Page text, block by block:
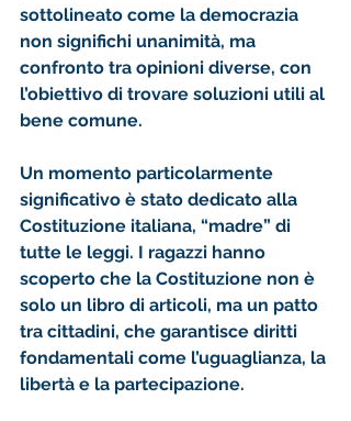
sottolineato come la democrazia
non significhi unanimità, ma
confronto tra opinioni diverse, con
l’obiettivo di trovare soluzioni utili al
bene comune.
Un momento particolarmente
significativo è stato dedicato alla
Costituzione italiana, “madre” di
tutte le leggi. I ragazzi hanno
scoperto che la Costituzione non è
solo un libro di articoli, ma un patto
tra cittadini, che garantisce diritti
fondamentali come l’uguaglianza, la
libertà e la partecipazione.